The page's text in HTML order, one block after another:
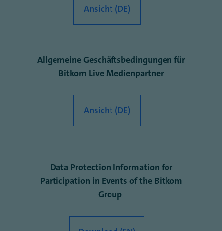
Ansicht (DE)
Allgemeine Geschäftsbedingungen für
Bitkom Live Medienpartner
Ansicht (DE)
Data Protection Information for
Participation in Events of the Bitkom
Group